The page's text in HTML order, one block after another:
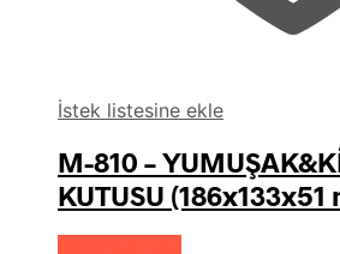
İstek listesine ekle
M-810 –
KUTUSU (186x133x51